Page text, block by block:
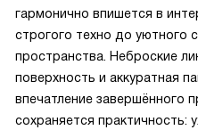
гармонично впишется в
строгого техно до уютного
пространства. Неброские
поверхность и аккуратная
впечатление завершённого
сохраняется практичность: